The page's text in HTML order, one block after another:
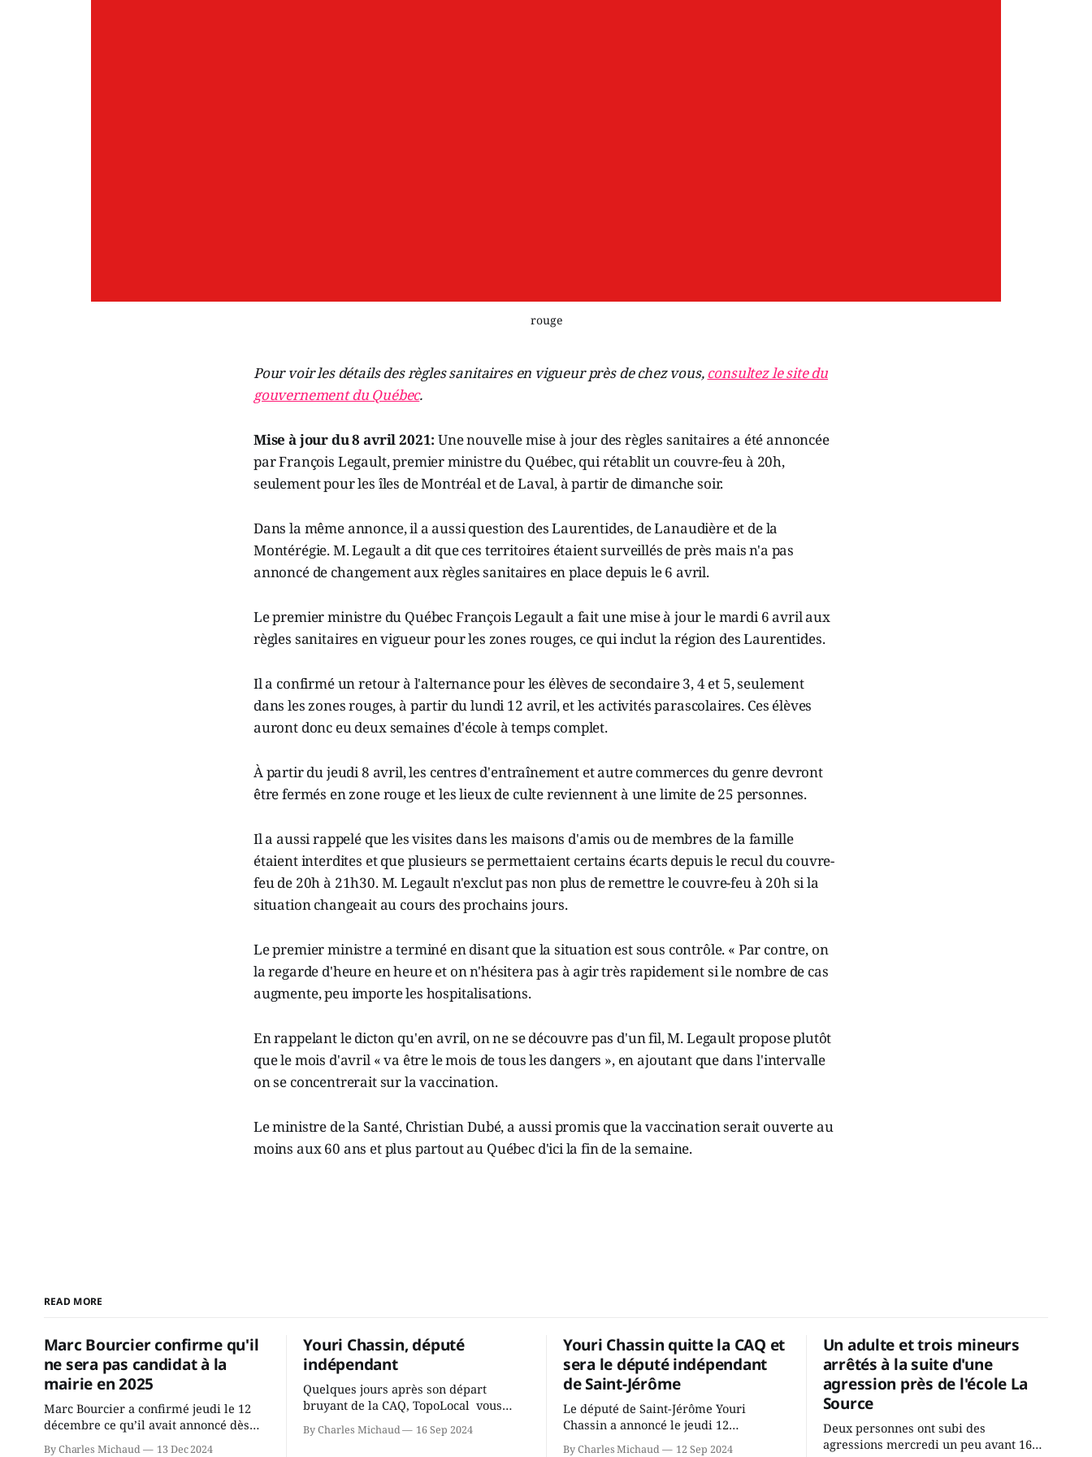
rouge
Pour voir les détails des règles sanitaires en vigueur près de chez vous,consultez le site du
gouvernement du Québec.
Mise à jour du 8 avril 2021: Une nouvelle mise à jour des règles sanitaires a été annoncée
par François Legault, premier ministre du Québec, qui rétablit un couvre-feu à 20h,
seulement pour les îles de Montréal et de Laval, à partir de dimanche soir.
Dans la même annonce, il a aussi question des Laurentides, de Lanaudière et de la
Montérégie. M. Legault a dit que ces territoires étaient surveillés de près mais n'a pas
annoncé de changement aux règles sanitaires en place depuis le 6 avril.
Le premier ministre du Québec François Legault a fait une mise à jour le mardi 6 avril aux
règles sanitaires en vigueur pour les zones rouges, ce qui inclut la région des Laurentides.
Il a confirmé un retour à l'alternance pour les élèves de secondaire 3, 4 et 5, seulement
dans les zones rouges, à partir du lundi 12 avril, et les activités parascolaires. Ces élèves
auront donc eu deux semaines d'école à temps complet.
À partir du jeudi 8 avril, les centres d'entraînement et autre commerces du genre devront
être fermés en zone rouge et les lieux de culte reviennent à une limite de 25 personnes.
Il a aussi rappelé que les visites dans les maisons d'amis ou de membres de la famille
étaient interdites et que plusieurs se permettaient certains écarts depuis le recul du couvre-
feu de 20h à 21h30. M. Legault n'exclut pas non plus de remettre le couvre-feu à 20h si la
situation changeait au cours des prochains jours.
Le premier ministre a terminé en disant que la situation est sous contrôle. « Par contre, on
la regarde d'heure en heure et on n'hésitera pas à agir très rapidement si le nombre de cas
augmente, peu importe les hospitalisations.
En rappelant le dicton qu'en avril, on ne se découvre pas d'un fil, M. Legault propose plutôt
que le mois d'avril « va être le mois de tous les dangers », en ajoutant que dans l'intervalle
on se concentrerait sur la vaccination.
Le ministre de la Santé, Christian Dubé, a aussi promis que la vaccination serait ouverte au
moins aux 60 ans et plus partout au Québec d'ici la fin de la semaine.
READ MORE
Marc Bourcier confirme qu'il
ne sera pas candidat à la
mairie en 2025
Marc Bourcier a confirmé jeudi le 12
décembre ce qu’il avait annoncé dès
By Charles Michaud 13 Dec 2024
Youri Chassin, député
indépendant
Quelques jours après son départ
bruyant de la CAQ, TopoLocal vous
Chassin. Nous avons causé de sa
By Charles Michaud 16 Sep 2024
Youri Chassin quitte la CAQ et
sera le député indépendant
de Saint-Jérôme
Le député de Saint-Jérôme Youri
Chassin a annoncé le jeudi 12
By Charles Michaud 12 Sep 2024
Un adulte et trois mineurs
arrêtés à la suite d'une
agression près de l'école La
Source
Deux personnes ont subi des
agressions mercredi un peu avant 16h